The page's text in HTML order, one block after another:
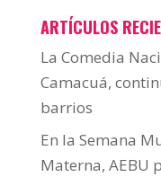
ARTÍCULOS
La Comedia
Camacuá,
barrios
En la Semana
Materna, AEBU